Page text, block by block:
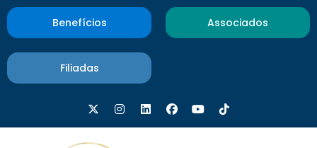
Benefícios Associados
Filiadas